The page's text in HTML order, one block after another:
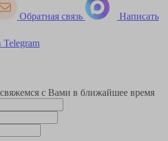
Обратная связь Написать
Telegram
с Вами в ближайшее время